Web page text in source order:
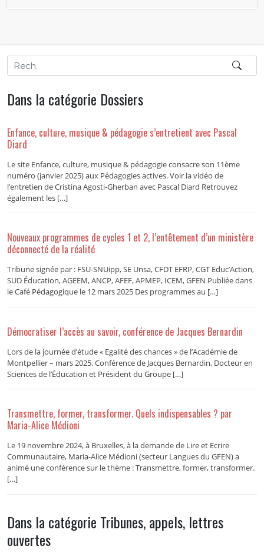
Dans la catégorie Dossiers
Enfance, culture, musique & pédagogie s’entretient avec Pascal
Diard
Le site Enfance, culture, musique & pédagogie consacre son 11ème
numéro (janvier 2025) aux Pédagogies actives. Voir la vidéo de
l’entretien de Cristina Agosti-Gherban avec Pascal Diard Retrouvez
également les […]
Nouveaux programmes de cycles 1 et 2, l’entêtement d’un ministère
déconnecté de la réalité
Tribune signée par : FSU-SNUipp, SE Unsa, CFDT EFRP, CGT Educ’Action,
SUD Éducation, AGEEM, ANCP, AFEF, APMEP, ICEM, GFEN Publiée dans
le Café Pédagogique le 12 mars 2025 Des programmes au […]
Démocratiser l’accès au savoir, conférence de Jacques Bernardin
Lors de la journée d’étude « Egalité des chances » de l’Académie de
Montpellier – mars 2025. Conférence de Jacques Bernardin, Docteur en
Sciences de l’Éducation et Président du Groupe […]
Transmettre, former, transformer. Quels indispensables ? par
Maria-Alice Médioni
Le 19 novembre 2024, à Bruxelles, à la demande de Lire et Ecrire
Communautaire, Maria-Alice Médioni (secteur Langues du GFEN) a
animé une conférence sur le thème : Transmettre, former, transformer.
[…]
Dans la catégorie Tribunes, appels, lettres
ouvertes